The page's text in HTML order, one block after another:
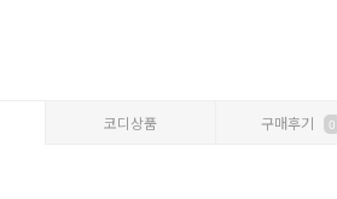
코디상품 구매후기 0